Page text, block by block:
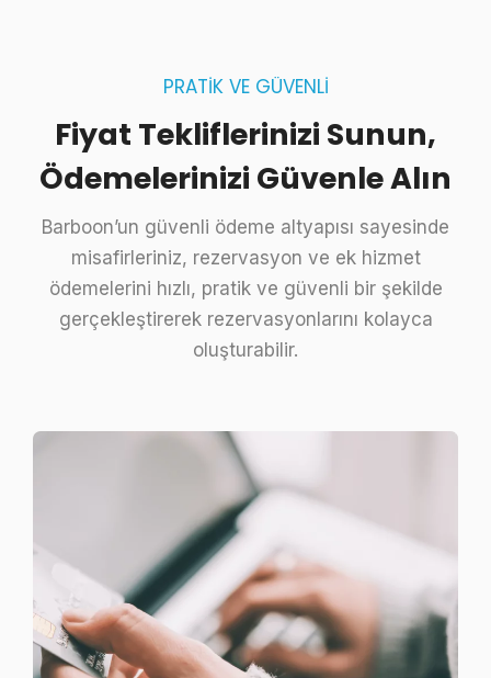
PRATİK VE GÜVENLİ
Fiyat Tekliflerinizi Sunun,
Ödemelerinizi Güvenle Alın
Barboon’un güvenli ödeme altyapısı sayesinde
misafirleriniz, rezervasyon ve ek hizmet
ödemelerini hızlı, pratik ve güvenli bir şekilde
gerçekleştirerek rezervasyonlarını kolayca
oluşturabilir.